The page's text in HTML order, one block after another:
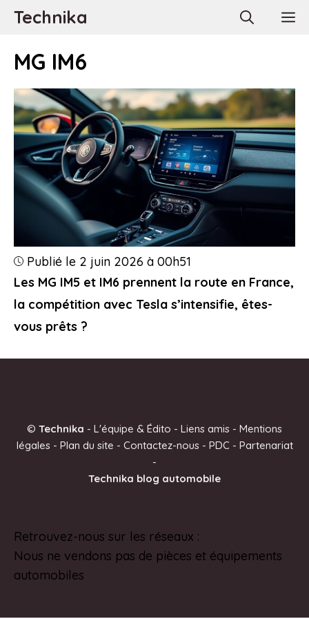
AllerTechnika
MG IM6
Les MG IM5 et IM6 prennent la route en France,
la compétition avec Tesla s’intensifie, êtes-
vous prêts ?
Publié le 2 juin 2026 à 00h51
© Technika - L'équipe & Édito - Liens amis - Mentions
légales- Plan du site - Contactez-nous- PDC - Partenariat
-
Technika blog automobile
Retrouvez-nous sur les réseaux :
Nous ne vendons pas de pièces et équipements
automobiles